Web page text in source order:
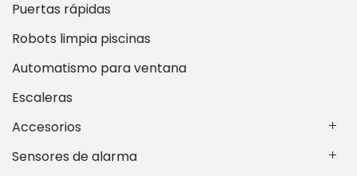
Puertas rápidas
Robots limpia piscinas
Automatismo para ventana
Escaleras
Accesorios
Sensores de alarma